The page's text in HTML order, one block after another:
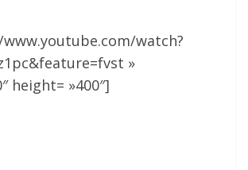
watch?
»
height= »400″]